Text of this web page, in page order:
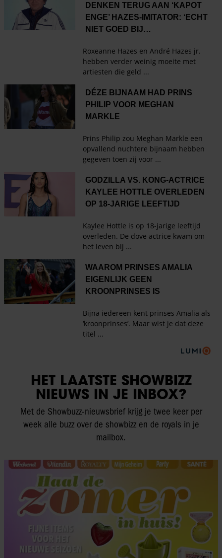
HET LAATSTE SHOWBIZZ
NIEUWS IN JE INBOX?
Met de Showbuzz-nieuwsbrief krijg je twee keer per
week alle buzz over de showbizz en de royals in je
mailbox.